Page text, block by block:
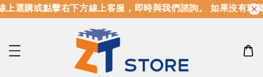
選購或點擊右下方線上客服，即時與我們諮詢。 如果沒有現